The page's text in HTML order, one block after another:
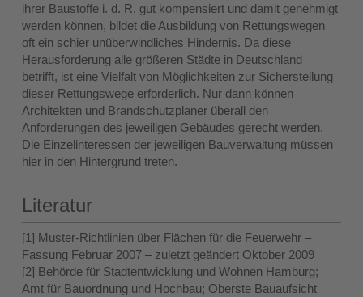
ihrer Baustoffe i. d. R. gut kompensiert und damit genehmigt
werden können, bildet die Ausbildung von Rettungswegen
oft ein schier unüberwindliches Hindernis. Da diese
Herausforderung alle größeren Städte in Deutschland
betrifft, ist eine Vielfalt von Möglichkeiten zur Sicherstellung
dieser Rettungswege erforderlich. Nur dann können
Architekten und Brandschutzplaner überall den
Anforderungen des jeweiligen Gebäudes gerecht werden.
Die Einzelinteressen der jeweiligen Bauverwaltung müssen
hier in den Hintergrund treten.
Literatur
[1] Muster-Richtlinien über Flächen für die Feuerwehr –
Fassung Februar 2007 – zuletzt geändert Oktober 2009
[2] Behörde für Stadtentwicklung und Wohnen Hamburg;
Amt für Bauordnung und Hochbau; Oberste Bauaufsicht